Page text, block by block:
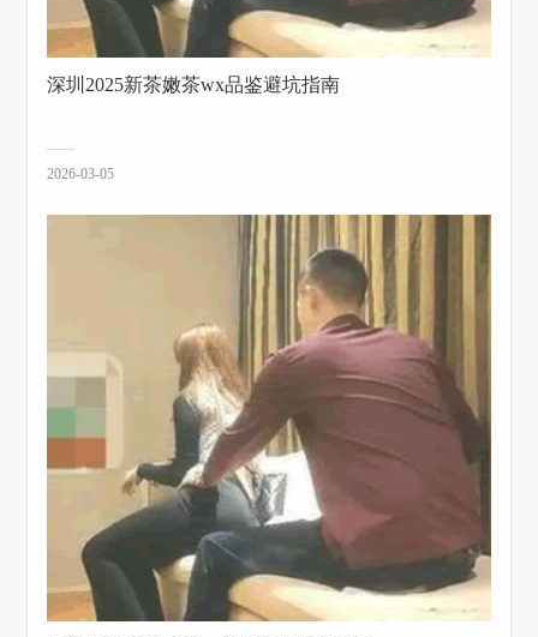
深圳2025新茶嫩茶wx品鉴避坑指南
2026-03-05